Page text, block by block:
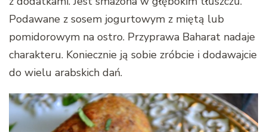
Podawane z sosem jogurtowym z miętą lub
pomidorowym na ostro. Przyprawa Baharat nadaje
charakteru. Koniecznie ją sobie zróbcie i dodawajcie
do wielu arabskich dań.